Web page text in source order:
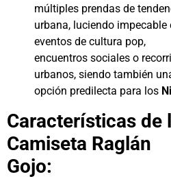
múltiples prendas de
urbana, luciendo impecable
eventos de cultura pop,
encuentros sociales o
urbanos, siendo también
opción predilecta para los
Características de
Camiseta Raglán
Gojo: